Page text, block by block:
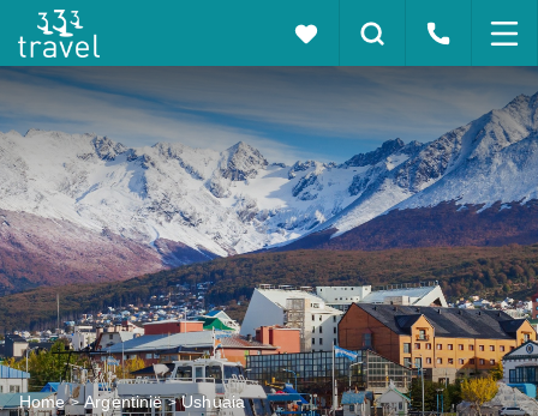
Home Argentinië Ushuaia